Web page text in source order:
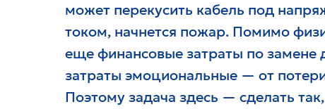
может перекусить кабель под
током, начнется пожар. Помимо
еще финансовые затраты по замене
затраты эмоциональные — от
Поэтому задача здесь — сделать